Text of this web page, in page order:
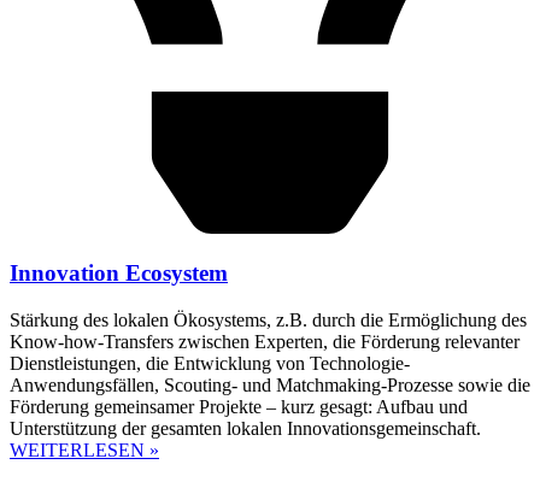
Innovation Ecosystem
Stärkung des lokalen Ökosystems, z.B. durch die Ermöglichung des
Know-how-Transfers zwischen Experten, die Förderung relevanter
Dienstleistungen, die Entwicklung von Technologie-
Anwendungsfällen, Scouting- und Matchmaking-Prozesse sowie die
Förderung gemeinsamer Projekte – kurz gesagt: Aufbau und
Unterstützung der gesamten lokalen Innovationsgemeinschaft.
WEITERLESEN »